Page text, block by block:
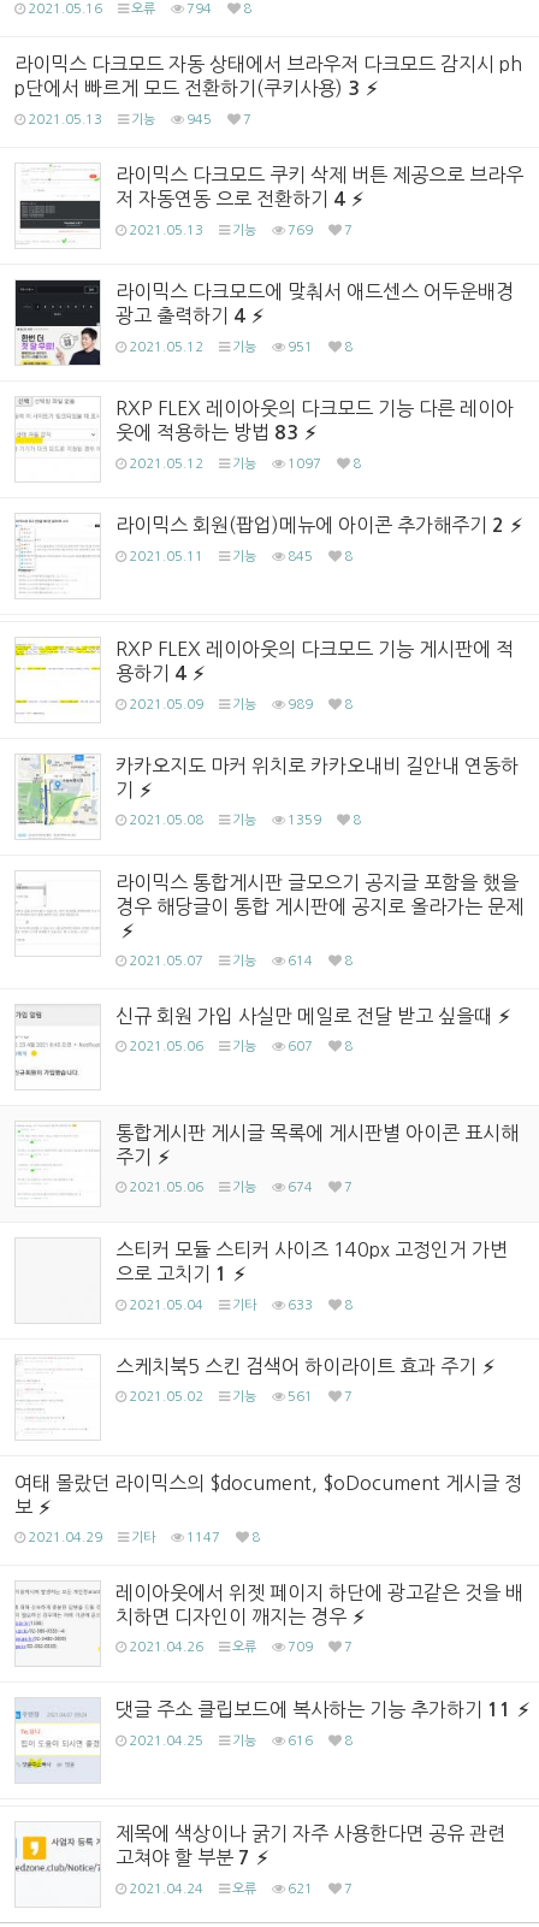
2021.05.16 오류 794 8
라이믹스 다크모드 자동 상태에서 브라우저 다크모드 감지시 ph
p단에서 빠르게 모드 전환하기(쿠키사용) 3
2021.05.13 기능 945 7
라이믹스 다크모드 쿠키 삭제 버튼 제공으로 브라우
저 자동연동 으로 전환하기
4
2021.05.13 기능 769 7
라이믹스 다크모드에 맞춰서 애드센스 어두운배경
광고 출력하기
4
2021.05.12 기능 951 8
RXP FLEX 레이아웃의 다크모드 기능 다른 레이아
웃에 적용하는 방법 83
2021.05.12 기능 1097 8
라이믹스 회원(팝업)메뉴에 아이콘 추가해주기 2
2021.05.11 기능 845 8
RXP FLEX 레이아웃의 다크모드 기능 게시판에 적
용하기
4
2021.05.09 기능 989 8
카카오지도 마커 위치로 카카오내비 길안내 연동하
기
2021.05.08 기능 1359 8
라이믹스 통합게시판 글모으기 공지글 포함을 했을
경우 해당글이 통합 게시판에 공지로 올라가는 문제
2021.05.07 기능 614 8
신규 회원 가입 사실만 메일로 전달 받고 싶을때
2021.05.06 기능 607 8
통합게시판 게시글 목록에 게시판별 아이콘 표시해
주기
2021.05.06 기능 674 7
스티커 모듈 스티커 사이즈 140px 고정인거 가변
으로 고치기
1
2021.05.04 기타 633 8
스케치북5 스킨 검색어 하이라이트 효과 주기
2021.05.02 기능 561 7
여태 몰랐던 라이믹스의 $document, $oDocument 게시글 정
보
2021.04.29 기타 1147 8
레이아웃에서 위젯 페이지 하단에 광고같은 것을 배
치하면 디자인이 깨지는 경우
2021.04.26 오류 709 7
댓글 주소 클립보드에 복사하는 기능 추가하기 11
2021.04.25 기능 616 8
제목에 색상이나 굵기 자주 사용한다면 공유 관련
고쳐야 할 부분 7
2021.04.24 오류 621 7